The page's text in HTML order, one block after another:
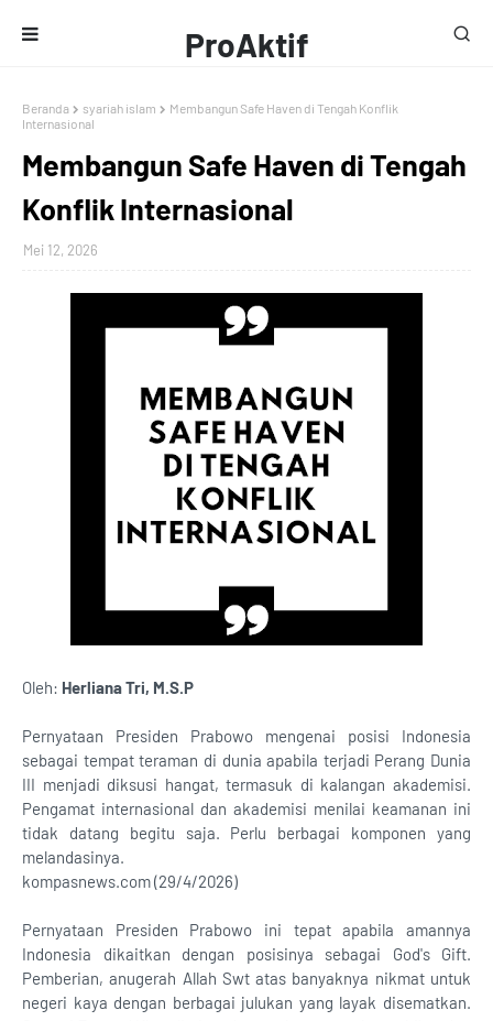
ProAktif
Media
Beranda syariah islam
Membangun Safe Haven di Tengah Konflik
Internasional
Membangun Safe Haven di Tengah
Konflik Internasional
Mei 12, 2026
Oleh: Herliana Tri, M.S.P
Pernyataan Presiden Prabowo mengenai posisi Indonesia
sebagai tempat teraman di dunia apabila terjadi Perang Dunia
III menjadi diksusi hangat, termasuk di kalangan akademisi.
Pengamat internasional dan akademisi menilai keamanan ini
tidak datang begitu saja. Perlu berbagai komponen yang
melandasinya.
kompasnews.com (29/4/2026)
Pernyataan Presiden Prabowo ini tepat apabila amannya
Indonesia dikaitkan dengan posisinya sebagai God's Gift.
Pemberian, anugerah Allah Swt atas banyaknya nikmat untuk
negeri kaya dengan berbagai julukan yang layak disematkan.